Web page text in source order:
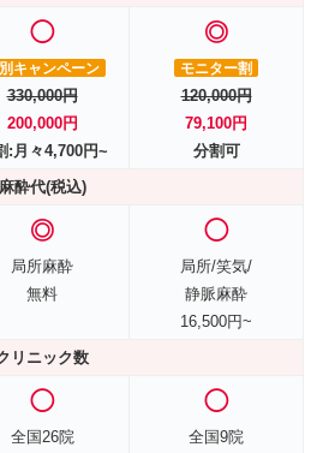
◯
キャンペーン
330,000円
200,000円
:月々4,700円~
◎
モニター割
120,000円
79,100円
分割可
麻酔代(税込)
◎
局所麻酔
無料
◯
局所/笑気/
静脈麻酔
16,500円~
リニック数
◯
全国26院
◯
全国9院